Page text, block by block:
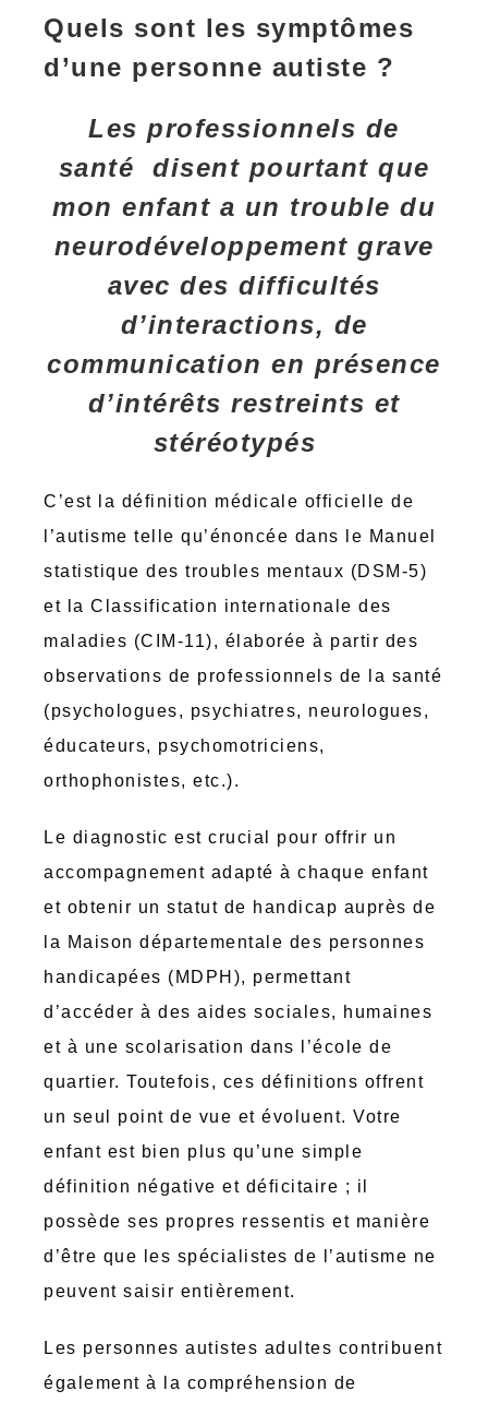
Quels sont les symptômes
d’une personne autiste ?
Les professionnels de
santé disent pourtant que
mon enfant a un trouble du
neurodéveloppement grave
avec des difficultés
d’interactions, de
communication en présence
d’intérêts restreints et
stéréotypés
C’est la définition médicale officielle de
l’autisme telle qu’énoncée dans le Manuel
statistique des troubles mentaux (DSM-5)
et la Classification internationale des
maladies (CIM-11), élaborée à partir des
observations de professionnels de la santé
(psychologues, psychiatres, neurologues,
éducateurs, psychomotriciens,
orthophonistes, etc.).
Le diagnostic est crucial pour offrir un
accompagnement adapté à chaque enfant
et obtenir un statut de handicap auprès de
la Maison départementale des personnes
handicapées (MDPH), permettant
d’accéder à des aides sociales, humaines
et à une scolarisation dans l’école de
quartier. Toutefois, ces définitions offrent
un seul point de vue et évoluent. Votre
enfant est bien plus qu’une simple
définition négative et déficitaire ; il
possède ses propres ressentis et manière
d’être que les spécialistes de l’autisme ne
peuvent saisir entièrement.
Les personnes autistes adultes contribuent
également à la compréhension de